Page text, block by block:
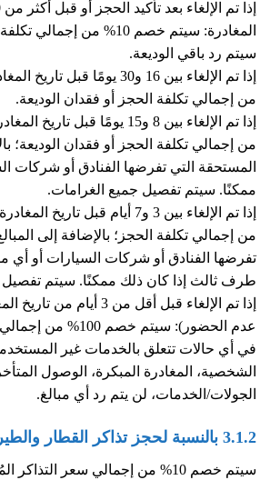
المغادرة: سيتم خصم 10% من
سيتم رد باقي الوديعة.
من إجمالي تكلفة الحجز أو فقدان الوديعة.
من إجمالي تكلفة الحجز أو فقدان الوديعة؛
المستحقة التي تفرضها الفنادق أو شركات
ممكنًا. سيتم تفصيل جميع الغرامات.
من إجمالي تكلفة الحجز؛ بالإضافة إلى
تفرضها الفنادق أو شركات السيارات أو
طرف ثالث إذا كان ذلك ممكنًا. سيتم تفصيل
إذا تم الإلغاء قبل أقل من 3
عدم الحضور): سيتم خصم 100% من إجمالي تكلفة الحجز.
في أي حالات تتعلق بالخدمات غير
الشخصية، المغادرة المبكرة، الوصول
الجولات/الخدمات، لن يتم رد أي مبالغ.
3.1.2 بالنسبة لحجز تذاكر القطار والطيران:
سيتم خصم 10% من إجمالي سعر